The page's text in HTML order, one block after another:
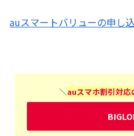
auスマートバリューの申し
＼auスマホ割引対応